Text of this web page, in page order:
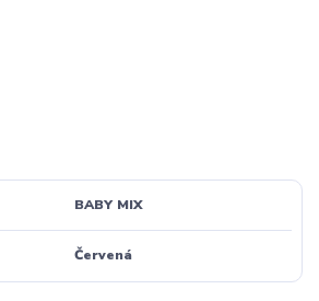
BABY MIX
Červená